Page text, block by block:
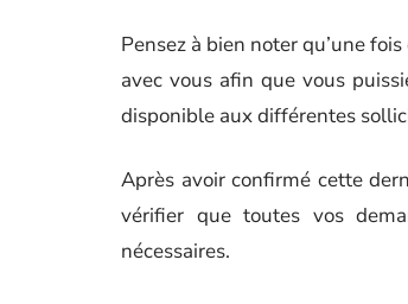
Pensez à bien noter qu’une
avec vous afin que vous
disponible aux différentes
Après avoir confirmé cette
vérifier que toutes vos
nécessaires.